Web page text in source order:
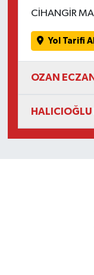
CİHANGİR
Yol Tarifi Al
OZAN
HALICIOĞLU